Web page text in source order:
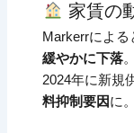
家賃の
Markerrによ
緩やかに下落。
2024年に新規
料抑制要因に。